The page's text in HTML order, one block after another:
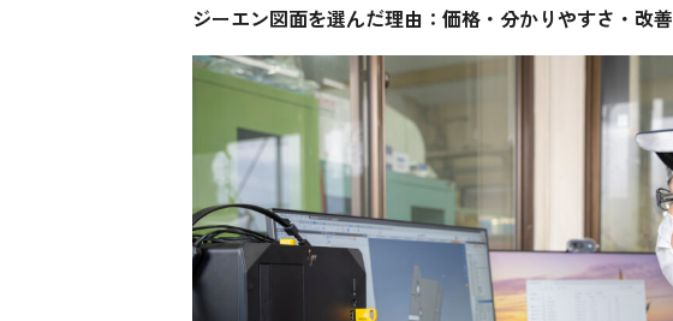
ジーエン図面を選んだ理由：価格・分かりやすさ・改